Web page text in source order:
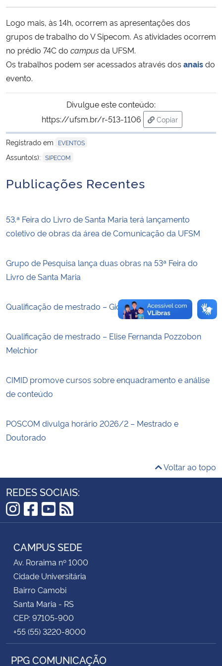
Ministério da Cidadania
Ministério da Saúde
Ministério de Minas e Energia
Ministério do Turismo
Controladoria-Geral da União
Ministério da Mulher, da Família e dos Direitos Humanos
Secretaria de Governo
Banco Central do Brasil
Planalto
Logo mais, às 14h, ocorrem as apresentações dos
grupos de trabalho do V Sipecom. As atividades ocorrem
no prédio 74C do campusda UFSM.
Os trabalhos podem ser acessados através dos anaisdo
evento.
Divulgue este conteúdo:
https://ufsm.br/r-513-1106
Copiar
para área de
Registrado em
EVENTOS
Assunto(s): SIPECOM
Publicações Recentes
53.ª Feira do Livro de Santa Maria terá lançamento
coletivo de obras da área de Comunicação da UFSM
Grupo de Pesquisa lança duas obras na 53ª Feira do
Livro de Santa Maria
Qualificação de mestrado – Giovana Sibille Franco
Qualificação de mestrado – Elise Fernanda Pozzobon
Melchior
CIMID promove cursos sobre enquadramento e análise
de conteúdo
POSCOM divulga horário 2026/2 – Mestrado e
Doutorado
Voltar ao topo
REDES SOCIAIS:
Instagram
Facebook
YouTube
RSS
CAMPUS SEDE
Av. Roraima nº 1000
Cidade Universitária
Bairro Camobi
Santa Maria - RS
CEP: 97105-900
+55 (55) 3220-8000
PPG COMUNICAÇÃO